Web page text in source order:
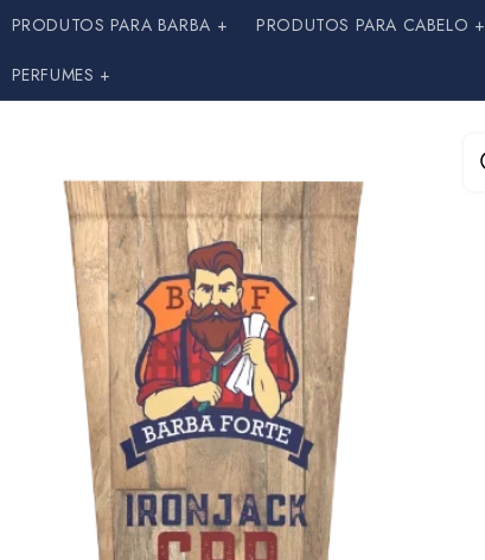
PRODUTOS PARA BARBA + PRODUTOS PARA CABELO +
PERFUMES +